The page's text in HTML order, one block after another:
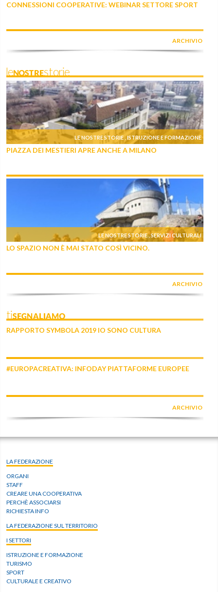
CONNESSIONI COOPERATIVE: WEBINAR SETTORE SPORT
ARCHIVIO
leNOSTREstorie
LE NOSTRE STORIE ,ISTRUZIONE E FORMAZIONE
PIAZZA DEI MESTIERI APRE ANCHE A MILANO
LE NOSTRE STORIE ,SERVIZI CULTURALI
LO SPAZIO NON È MAI STATO COSÌ VICINO.
ARCHIVIO
tiSEGNALIAMO
RAPPORTO SYMBOLA 2019 IO SONO CULTURA
#EUROPACREATIVA: INFODAY PIATTAFORME EUROPEE
ARCHIVIO
LA FEDERAZIONE
ORGANI
STAFF
CREARE UNA COOPERATIVA
PERCHÈ ASSOCIARSI
RICHIESTA INFO
LA FEDERAZIONE SUL TERRITORIO
I SETTORI
ISTRUZIONE E FORMAZIONE
TURISMO
SPORT
CULTURALE E CREATIVO